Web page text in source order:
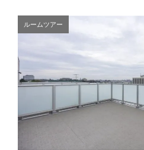
ルームツアー